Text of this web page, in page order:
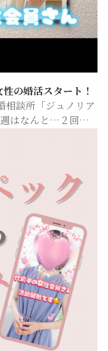
の婚活スタート！
談所「ジュノリア
はなんと…２回目
回も30代前半の素敵
瞬間から、礼儀正し